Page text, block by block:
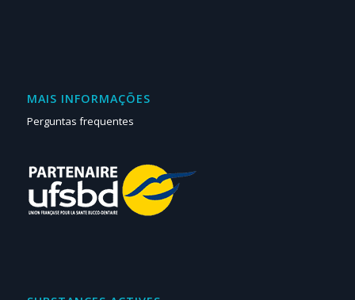
MAIS INFORMAÇÕES
Perguntas frequentes